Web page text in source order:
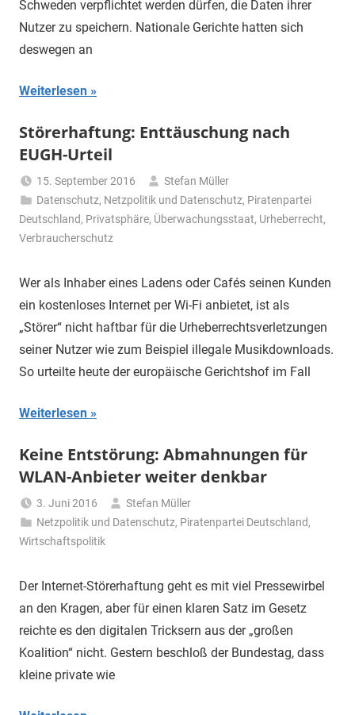
Schweden verpflichtet werden dürfen, die Daten ihrer
Nutzer zu speichern. Nationale Gerichte hatten sich
deswegen an
Weiterlesen
Störerhaftung: Enttäuschung nach
EUGH-Urteil
15. September 2016
Stefan Müller
Datenschutz, Netzpolitik und Datenschutz, Piratenpartei
Deutschland, Privatsphäre, Überwachungsstaat, Urheberrecht,
Verbraucherschutz
Wer als Inhaber eines Ladens oder Cafés seinen Kunden
ein kostenloses Internet per Wi-Fi anbietet, ist als
„Störer“ nicht haftbar für die Urheberrechtsverletzungen
seiner Nutzer wie zum Beispiel illegale Musikdownloads.
So urteilte heute der europäische Gerichtshof im Fall
Weiterlesen
Keine Entstörung: Abmahnungen für
WLAN-Anbieter weiter denkbar
3. Juni 2016
Stefan Müller
Netzpolitik und Datenschutz, Piratenpartei Deutschland,
Wirtschaftspolitik
Der Internet-Störerhaftung geht es mit viel Pressewirbel
an den Kragen, aber für einen klaren Satz im Gesetz
reichte es den digitalen Tricksern aus der „großen
Koalition“ nicht. Gestern beschloß der Bundestag, dass
kleine private wie